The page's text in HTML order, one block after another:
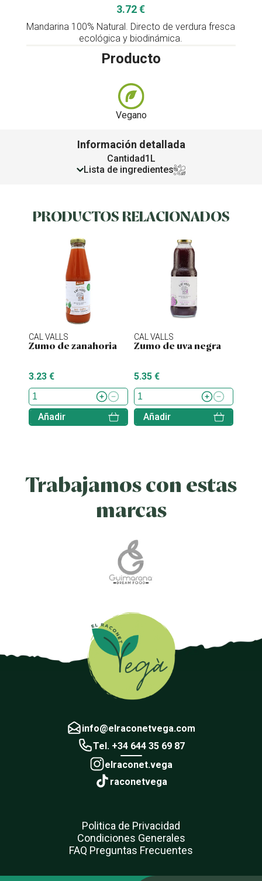
3.72 €
Mandarina 100% Natural. Directo de verdura fresca
ecológica y biodinámica.
Añadido a favoritos
Producto
Vegano
Información detallada
Cantidad1L
Lista de ingredientes
PRODUCTOS RELACIONADOS
CAL VALLS
Zumo de zanahoria
3.23 €
Añadir
CAL VALLS
Zumo de uva negra
5.35 €
Añadir
Trabajamos con estas
marcas
info@elraconetvega.com
Tel. +34 644 35 69 87
elraconet.vega
raconetvega
Politica de Privacidad
Condiciones Generales
FAQ Preguntas Frecuentes